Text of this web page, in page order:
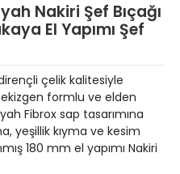
Nakiri Şef Bıçağı
El Yapımı Şef
çelik kalitesiyle
formlu ve elden
Fibrox sap tasarımına
yeşillik kıyma ve kesim
180 mm el yapımı Nakiri